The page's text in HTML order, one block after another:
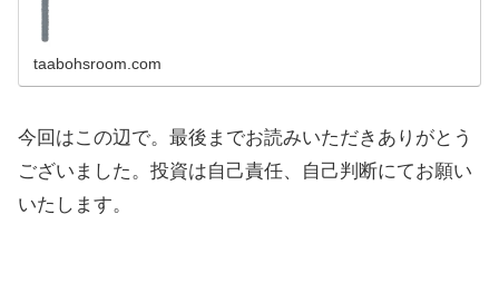
taabohsroom.com
今回はこの辺で。最後までお読みいただきありがとう
ございました。投資は自己責任、自己判断にてお願い
いたします。